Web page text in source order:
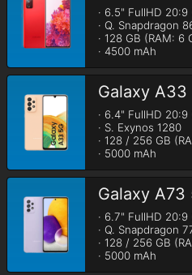
· 6.5" FullHD
· Q. Snapdragon
· 128 GB (RAM: 6
· 4500 mAh
Galaxy A33
· 6.4" FullHD
· S. Exynos 1280
· 128 / 256 GB
· 5000 mAh
Galaxy A73
· 6.7" FullHD
· Q. Snapdragon
· 128 / 256 GB
· 5000 mAh